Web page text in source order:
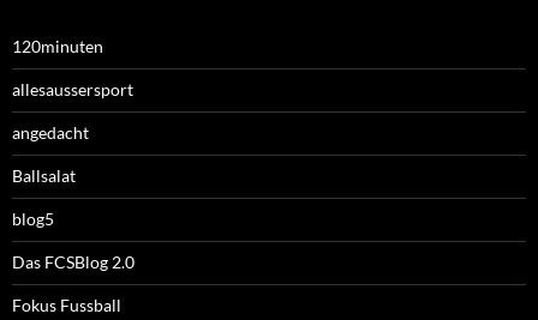
120minuten
allesaussersport
angedacht
Ballsalat
blog5
Das FCSBlog 2.0
Fokus Fussball